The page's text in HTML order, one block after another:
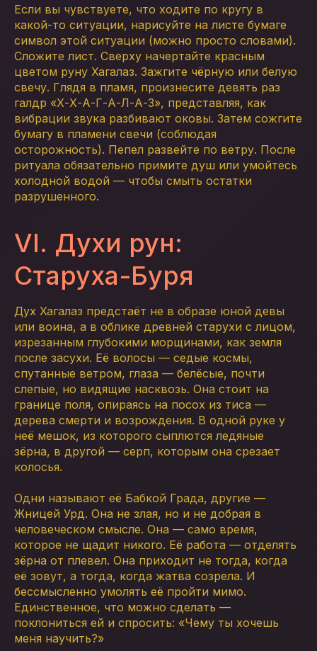
Если вы чувствуете, что ходите по кругу в
какой-то ситуации, нарисуйте на листе бумаге
символ этой ситуации (можно просто словами).
Сложите лист. Сверху начертайте красным
цветом руну Хагалаз. Зажгите чёрную или белую
свечу. Глядя в пламя, произнесите девять раз
галдр «Х-Х-А-Г-А-Л-А-З», представляя, как
вибрации звука разбивают оковы. Затем сожгите
бумагу в пламени свечи (соблюдая
осторожность). Пепел развейте по ветру. После
ритуала обязательно примите душ или умойтесь
холодной водой — чтобы смыть остатки
разрушенного.
VI. Духи рун:
Старуха-Буря
Дух Хагалаз предстаёт не в образе юной девы
или воина, а в облике древней старухи с лицом,
изрезанным глубокими морщинами, как земля
после засухи. Её волосы — седые космы,
спутанные ветром, глаза — белёсые, почти
слепые, но видящие насквозь. Она стоит на
границе поля, опираясь на посох из тиса —
дерева смерти и возрождения. В одной руке у
неё мешок, из которого сыплются ледяные
зёрна, в другой — серп, которым она срезает
колосья.
Одни называют её Бабкой Града, другие —
Жницей Урд. Она не злая, но и не добрая в
человеческом смысле. Она — само время,
которое не щадит никого. Её работа — отделять
зёрна от плевел. Она приходит не тогда, когда
её зовут, а тогда, когда жатва созрела. И
бессмысленно умолять её пройти мимо.
Единственное, что можно сделать —
поклониться ей и спросить: «Чему ты хочешь
меня научить?»